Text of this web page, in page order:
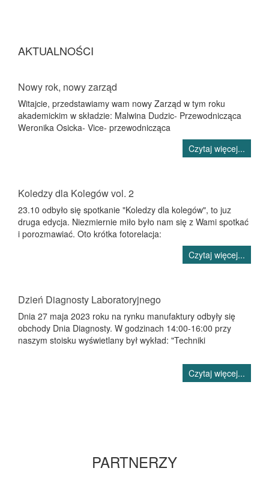
AKTUALNOŚCI
Nowy rok, nowy zarząd
Witajcie, przedstawiamy wam nowy Zarząd w tym roku
akademickim w składzie: Malwina Dudzic- Przewodnicząca
Weronika Osicka- Vice- przewodnicząca
Czytaj więcej...
Koledzy dla Kolegów vol. 2
23.10 odbyło się spotkanie "Koledzy dla kolegów", to juz
druga edycja. Niezmiernie miło było nam się z Wami spotkać
i porozmawiać. Oto krótka fotorelacja:
Czytaj więcej...
Dzień Diagnosty Laboratoryjnego
Dnia 27 maja 2023 roku na rynku manufaktury odbyły się
obchody Dnia Diagnosty. W godzinach 14:00-16:00 przy
naszym stoisku wyświetlany był wykład: "Techniki
Czytaj więcej...
PARTNERZY